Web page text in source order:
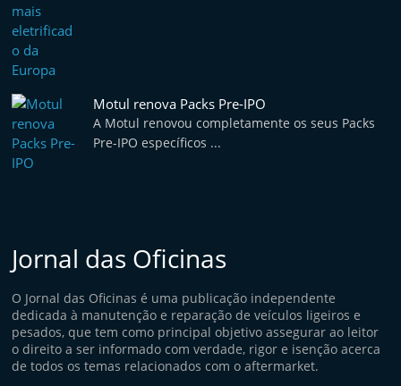
Motul renova Packs Pre-IPO
A Motul renovou completamente os seus Packs
Pre-IPO específicos ...
Jornal das Oficinas
O Jornal das Oficinas é uma publicação independente
dedicada à manutenção e reparação de veículos ligeiros e
pesados, que tem como principal objetivo assegurar ao leitor
o direito a ser informado com verdade, rigor e isenção acerca
de todos os temas relacionados com o aftermarket.